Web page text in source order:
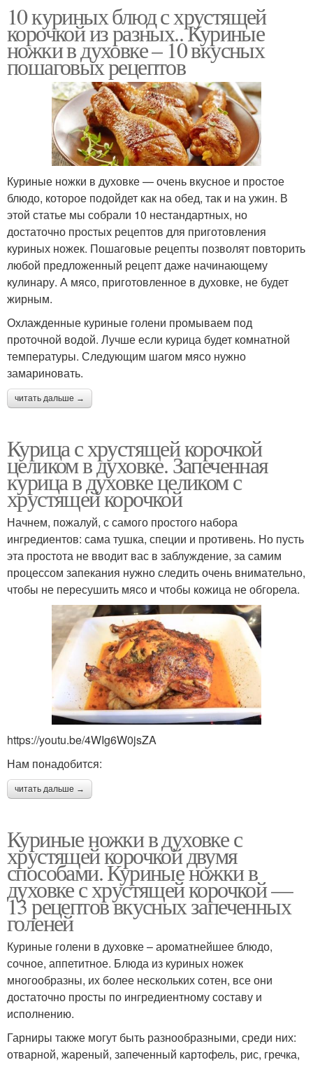
10 куриных блюд с хрустящей
корочкой из разных.. Куриные
ножки в духовке – 10 вкусных
пошаговых рецептов
Куриные ножки в духовке — очень вкусное и простое
блюдо, которое подойдет как на обед, так и на ужин. В
этой статье мы собрали 10 нестандартных, но
достаточно простых рецептов для приготовления
куриных ножек. Пошаговые рецепты позволят повторить
любой предложенный рецепт даже начинающему
кулинару. А мясо, приготовленное в духовке, не будет
жирным.
Охлажденные куриные голени промываем под
проточной водой. Лучше если курица будет комнатной
температуры. Следующим шагом мясо нужно
замариновать.
читать дальше →
Курица с хрустящей корочкой
целиком в духовке. Запеченная
курица в духовке целиком с
хрустящей корочкой
Начнем, пожалуй, с самого простого набора
ингредиентов: сама тушка, специи и противень. Но пусть
эта простота не вводит вас в заблуждение, за самим
процессом запекания нужно следить очень внимательно,
чтобы не пересушить мясо и чтобы кожица не обгорела.
https://youtu.be/4WIg6W0jsZA
Нам понадобится:
читать дальше →
Куриные ножки в духовке с
хрустящей корочкой двумя
способами. Куриные ножки в
духовке с хрустящей корочкой —
13 рецептов вкусных запеченных
голеней
Куриные голени в духовке – ароматнейшее блюдо,
сочное, аппетитное. Блюда из куриных ножек
многообразны, их более нескольких сотен, все они
достаточно просты по ингредиентному составу и
исполнению.
Гарниры также могут быть разнообразными, среди них:
отварной, жареный, запеченный картофель, рис, гречка,